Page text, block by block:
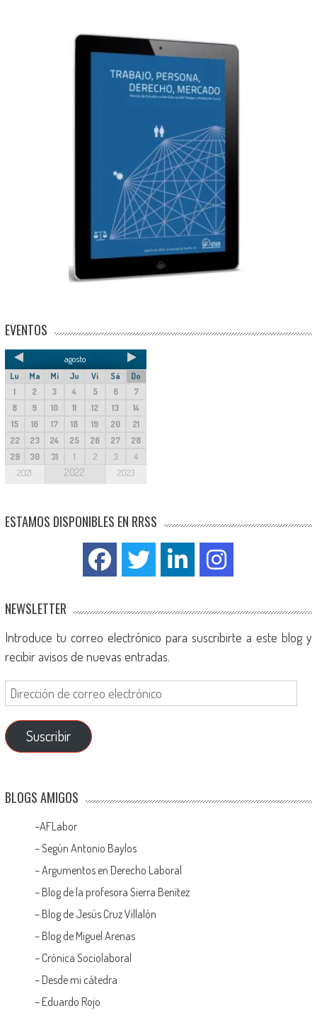
EVENTOS
agosto
Lu Ma Mi Ju Vi Sá
Do
1
2 3 4 5 6
7
8
9 10 11 12 13
14
15
16 17 18 19 20
21
22
23 24 25 26 27
28
29
30 31 1 2 3 4
2021 2022 2023
ESTAMOS DISPONIBLES EN RRSS
NEWSLETTER
Introduce tu correo electrónico para suscribirte a este blog y
recibir avisos de nuevas entradas.
Suscribir
BLOGS AMIGOS
–AFLabor
– Según Antonio Baylos
–Argumentos en Derecho Laboral
– Blog de la profesora Sierra Benítez
– Blog de Jesús Cruz Villalón
– Blog de Miguel Arenas
– Crónica Sociolaboral
– Desde mi cátedra
– Eduardo Rojo